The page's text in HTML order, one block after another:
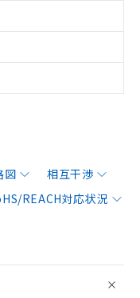
図
相互干渉
REACH対応状況